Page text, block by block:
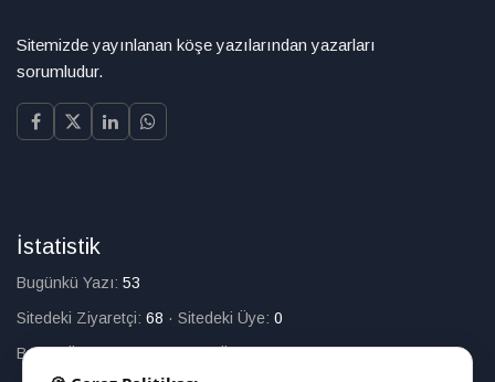
Sitemizde yayınlanan köşe yazılarından yazarları
sorumludur.
İstatistik
Bugünkü Yazı: 53
Sitedeki Ziyaretçi: 68 · Sitedeki Üye: 0
Bugün Üye Olan:0·Toplam Üye:226